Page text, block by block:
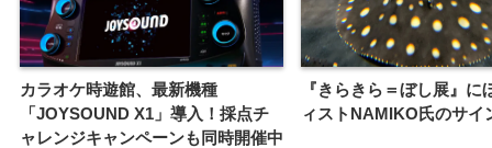
カラオケ時遊館、最新機種
「JOYSOUND X1」導入！採点チ
ャレンジキャンペーンも同時開催中
『きらきら＝ぼし展』に
ィストNAMIKO氏のサイ